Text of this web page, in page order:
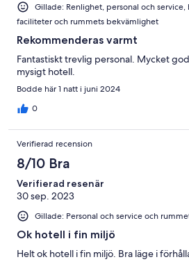
Gillade: Renlighet, personal och
faciliteter och rummets bekvämlighet
Rekommenderas varmt
Fantastiskt trevlig personal. Mycket
mysigt hotell.
Bodde här 1 natt i juni 2024
0
Verifierad recension
8/10 Bra
Verifierad resenär
30 sep. 2023
Gillade: Personal och service och
Ok hotell i fin miljö
Helt ok hotell i fin miljö. Bra läge i